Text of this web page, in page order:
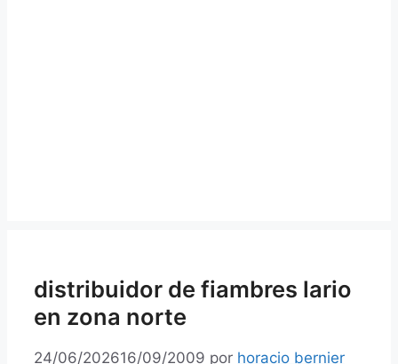
distribuidor de fiambres lario
en zona norte
24/06/202616/09/2009 por horacio bernier